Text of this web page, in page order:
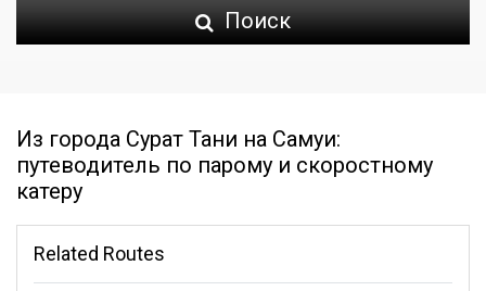
Поиск
Из города Сурат Тани на Самуи:
путеводитель по парому и скоростному
катеру
Related Routes